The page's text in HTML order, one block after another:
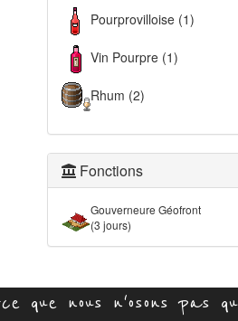
Pourprovilloise (1)
Vin Pourpre (1)
Rhum (2)
Fonctions
Gouverneure Géofront
(3 jours)
que nous n'osons pas